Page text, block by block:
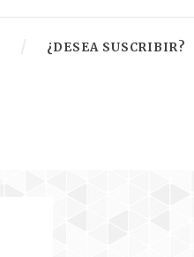
¿DESEA SUSCRIBIR?